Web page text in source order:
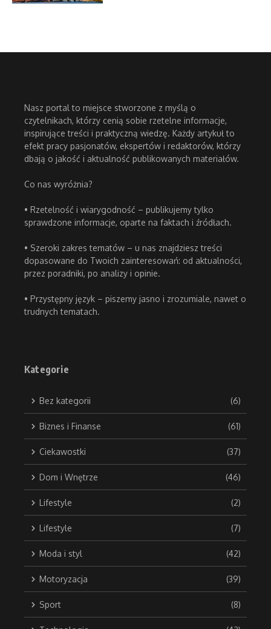
Nasz portal to miejsce stworzone z myślą o
czytelnikach, którzy cenią sobie rzetelne informacje,
inspirujące treści i praktyczną wiedzę. Każdy artykuł to
efekt pracy pasjonatów, ekspertów i redaktorów, którzy
dbają o jakość i aktualność publikowanych materiałów.
Co nas wyróżnia?
• Rzetelność i wiarygodność – publikujemy tylko
sprawdzone informacje, oparte na faktach i źródłach.
• Szeroki zakres tematów – u nas znajdziesz treści
dopasowane do Twoich zainteresowań: od aktualności,
przez poradniki, po analizy i opinie.
• Przystępny język – piszemy jasno i zrozumiale, nawet o
trudnych tematach.
Kategorie
Bez kategorii (6)
Biznes i Finanse (61)
Ciekawostki (37)
Dom i Wnętrze (46)
Lifestyle (2)
Lifestyle (7)
Moda i styl (42)
Motoryzacja (39)
Sport (8)